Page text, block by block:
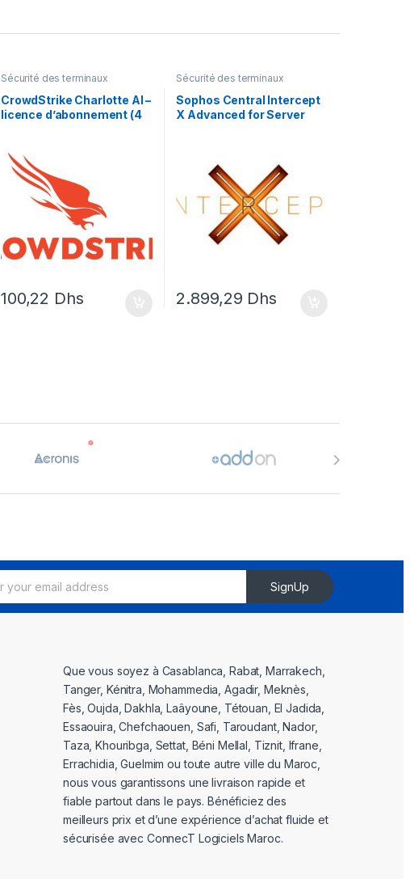
Sécurité des terminaux
CrowdStrike Charlotte AI –
licence d’abonnement (4
100,22 Dhs
Sécurité des terminaux
Sophos Central Intercept
X Advanced for Server
mois) – 1 serveur
2.899,29 Dhs
SignUp
Que vous soyez à Casablanca, Rabat, Marrakech,
Tanger, Kénitra, Mohammedia, Agadir, Meknès,
Fès, Oujda, Dakhla, Laâyoune, Tétouan, El Jadida,
Essaouira, Chefchaouen, Safi, Taroudant, Nador,
Taza, Khouribga, Settat, Béni Mellal, Tiznit, Ifrane,
Errachidia, Guelmim ou toute autre ville du Maroc,
nous vous garantissons une livraison rapide et
fiable partout dans le pays. Bénéficiez des
meilleurs prix et d’une expérience d’achat fluide et
sécurisée avec ConnecT Logiciels Maroc.